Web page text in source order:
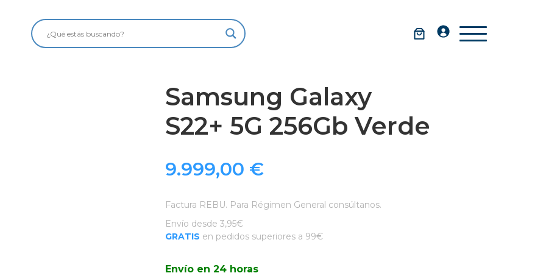
Samsung Galaxy
S22+ 5G 256Gb Verde
9.999,00 €
Factura REBU. Para Régimen General consúltanos.
Envío desde 3,95€
GRATIS en pedidos superiores a 99€
Envío en 24 horas